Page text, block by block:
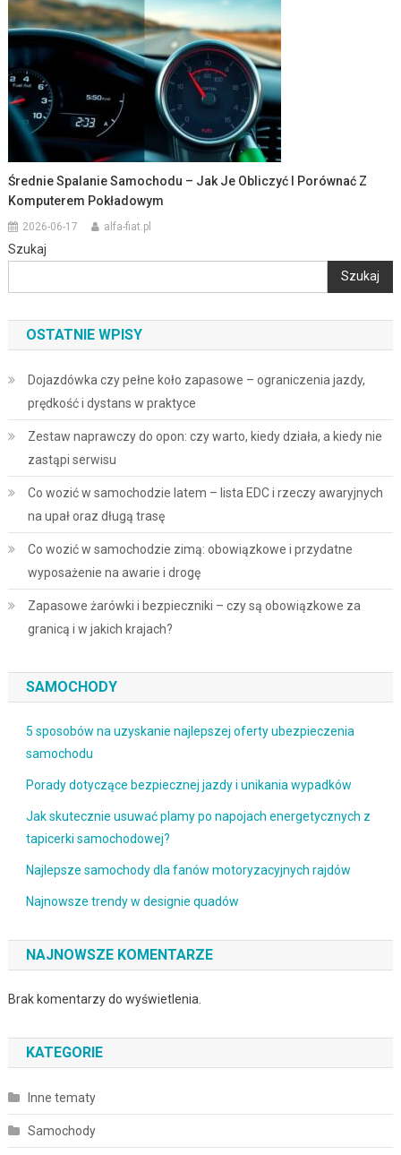
Średnie Spalanie Samochodu – Jak Je Obliczyć I Porównać Z
Komputerem Pokładowym
2026-06-17 alfa-fiat.pl
Szukaj
Szukaj
OSTATNIE WPISY
Dojazdówka czy pełne koło zapasowe – ograniczenia jazdy,
prędkość i dystans w praktyce
Zestaw naprawczy do opon: czy warto, kiedy działa, a kiedy nie
zastąpi serwisu
Co wozić w samochodzie latem – lista EDC i rzeczy awaryjnych
na upał oraz długą trasę
Co wozić w samochodzie zimą: obowiązkowe i przydatne
wyposażenie na awarie i drogę
Zapasowe żarówki i bezpieczniki – czy są obowiązkowe za
granicą i w jakich krajach?
SAMOCHODY
5 sposobów na uzyskanie najlepszej oferty ubezpieczenia
samochodu
Porady dotyczące bezpiecznej jazdy i unikania wypadków
Jak skutecznie usuwać plamy po napojach energetycznych z
tapicerki samochodowej?
Najlepsze samochody dla fanów motoryzacyjnych rajdów
Najnowsze trendy w designie quadów
NAJNOWSZE KOMENTARZE
Brak komentarzy do wyświetlenia.
KATEGORIE
Inne tematy
Samochody